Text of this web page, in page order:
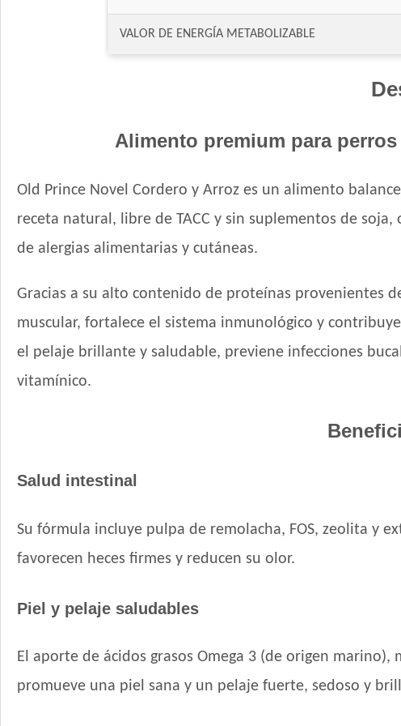
VALOR DE ENERGÍA METABOLIZABLE
Alimento premium para
Old Prince Novel Cordero y Arroz es un alimento
receta natural, libre de TACC y sin suplementos de
de alergias alimentarias y cutáneas.
Gracias a su alto contenido de proteínas provenientes
muscular, fortalece el sistema inmunológico y
el pelaje brillante y saludable, previene infecciones
vitamínico.
Salud intestinal
Su fórmula incluye pulpa de remolacha, FOS, zeolita y
favorecen heces firmes y reducen su olor.
Piel y pelaje saludables
El aporte de ácidos grasos Omega 3 (de origen
promueve una piel sana y un pelaje fuerte, sedoso y